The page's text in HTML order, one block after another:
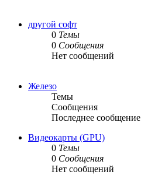
другой софт
0 Темы
0 Сообщения
Нет сообщений
Железо
Темы
Сообщения
Последнее сообщение
Видеокарты (GPU)
0 Темы
0 Сообщения
Нет сообщений